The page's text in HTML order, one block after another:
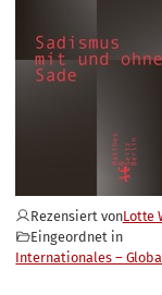
Rezensiert vonLotte
Eingeordnet in
Internationales –